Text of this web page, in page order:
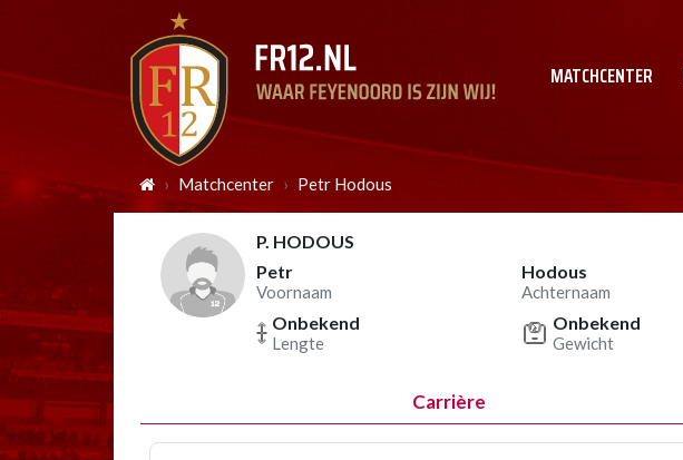
MATCHCENTER
Matchcenter Petr Hodous
P. HODOUS
Petr
Voornaam
Hodous
Achternaam
Onbekend
Lengte
Onbekend
Gewicht
Carrière